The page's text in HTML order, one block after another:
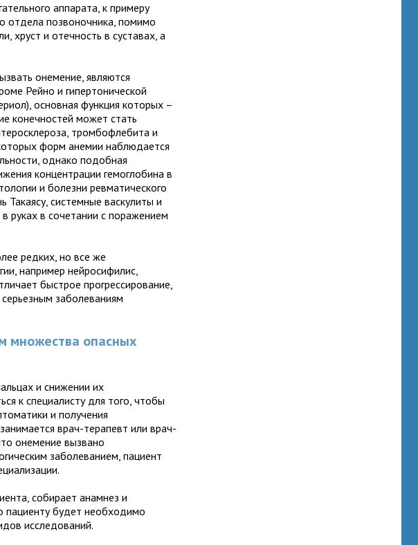
аппарата, к примеру
отдела позвоночника, помимо
хруст и отечность в суставах, а
онемение, являются
Рейно и гипертонической
основная функция которых –
конечностей может стать
тромбофлебита и
форм анемии наблюдается
однако подобная
концентрации гемоглобина в
и болезни ревматического
системные васкулиты и
руках в сочетании с поражением
редких, но все же
например нейросифилис,
быстрое прогрессирование,
заболеваниям
множества опасных
и снижении их
к специалисту для того, чтобы
и получения
врач-терапевт или врач-
онемение вызвано
заболеванием, пациент
собирает анамнез и
пациенту будет необходимо
исследований.